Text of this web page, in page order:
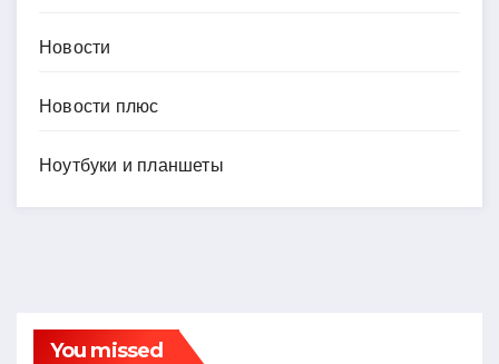
Новости
Новости плюс
Ноутбуки и планшеты
You missed